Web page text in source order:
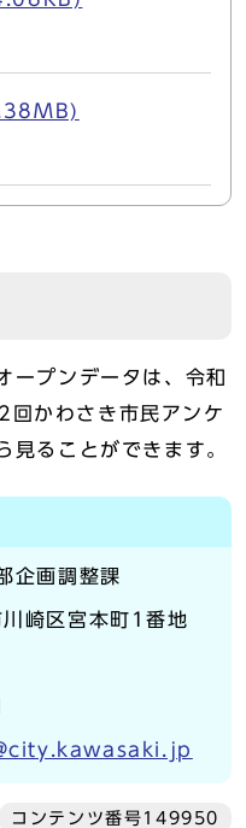
ープンデータは、令和
かわさき市民アンケ
見ることができます。
企画調整課
崎区宮本町1番地
コンテンツ番号149950